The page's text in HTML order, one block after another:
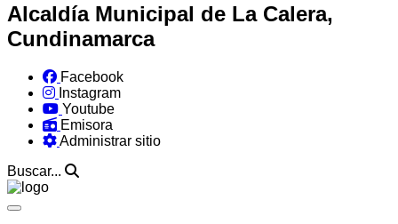
Alcaldía Municipal de La Calera,
Cundinamarca
Facebook
Instagram
Youtube
Emisora
Administrar sitio
Buscar...